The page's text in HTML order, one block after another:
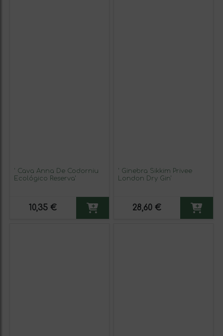
' Cava Anna De Codorniu
Ecológico Reserva'
10,35 €
' Ginebra Sikkim Privee
London Dry Gin'
28,60 €